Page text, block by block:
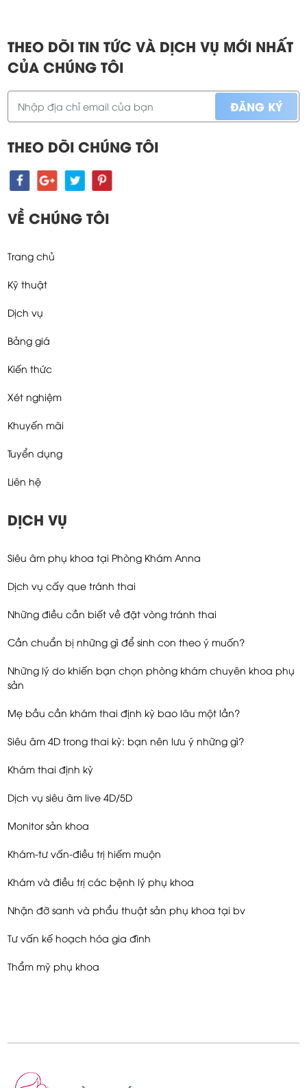
THEO DÕI TIN TỨC VÀ DỊCH VỤ MỚI NHẤT
CỦA CHÚNG TÔI
THEO DÕI CHÚNG TÔI
VỀ CHÚNG TÔI
Trang chủ
Kỹ thuật
Dịch vụ
Bảng giá
Kiến thức
Xét nghiệm
Khuyến mãi
Tuyển dụng
Liên hệ
DỊCH VỤ
Siêu âm phụ khoa tại Phòng Khám Anna
Dịch vụ cấy que tránh thai
Những điều cần biết về đặt vòng tránh thai
Cần chuẩn bị những gì để sinh con theo ý muốn?
Những lý do khiến bạn chọn phòng khám chuyên khoa phụ
sản
Mẹ bầu cần khám thai định kỳ bao lâu một lần?
Siêu âm 4D trong thai kỳ: bạn nên lưu ý những gì?
Khám thai định kỳ
Dịch vụ siêu âm live 4D/5D
Monitor sản khoa
Khám-tư vấn-điều trị hiếm muộn
Khám và điều trị các bệnh lý phụ khoa
Nhận đỡ sanh và phẩu thuật sản phụ khoa tại bv
Tư vấn kế hoạch hóa gia đình
Thẩm mỹ phụ khoa